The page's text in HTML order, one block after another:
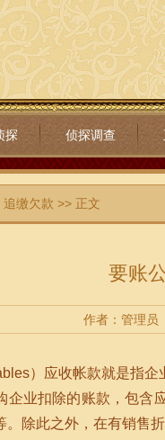
探 侦探调查
追缴欠款 >> 正文
要账
作者：管理员
）应收帐款就是指
企业扣除的账款，包含
。除此之外，在有销售